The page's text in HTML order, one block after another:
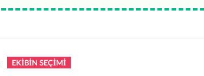
EKIBIN SEÇIMI